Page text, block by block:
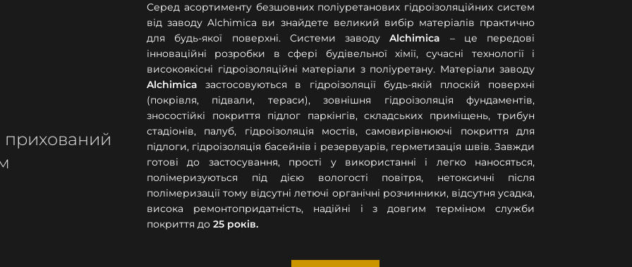
прихований
Серед асортименту безшовних поліуретанових гідроізоляційних систем
від заводу Alchimica ви знайдете великий вибір матеріалів практично
для будь-якої поверхні. Системи заводу Alchimica – це передові
інноваційні розробки в сфері будівельної хімії, сучасні технології і
високоякісні гідроізоляційні матеріали з поліуретану. Матеріали заводу
Alchimica застосовуються в гідроізоляції будь-якій плоскій поверхні
(покрівля, підвали, тераси), зовнішня гідроізоляція фундаментів,
зносостійкі покриття підлог паркінгів, складських приміщень, трибун
стадіонів, палуб, гідроізоляція мостів, самовирівнюючі покриття для
підлоги, гідроізоляція басейнів і резервуарів, герметизація швів. Завжди
готові до застосування, прості у використанні і легко наносяться,
полімеризуються під дією вологості повітря, нетоксичні після
полімеризації тому відсутні летючі органічні розчинники, відсутня усадка,
висока ремонтопридатність, надійні і з довгим терміном служби
покриття до 25 років.